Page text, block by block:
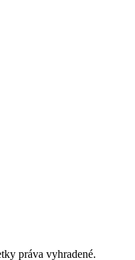
práva vyhradené.